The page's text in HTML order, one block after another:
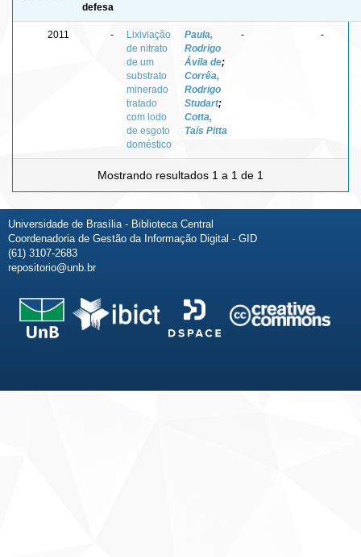
defesa
2011 -
Lixiviação
de nitrato
de um
substrato
minerado
tratado
com lodo
de esgoto
doméstico
Paula,
Rodrigo
Ávila de;
Corrêa,
Rodrigo
Studart;
Cotta,
Taís Pitta
- -
Mostrando resultados 1 a 1 de 1
Universidade de Brasília - Biblioteca Central
Coordenadoria de Gestão da Informação Digital - GID
(61) 3107-2683
repositorio@unb.br